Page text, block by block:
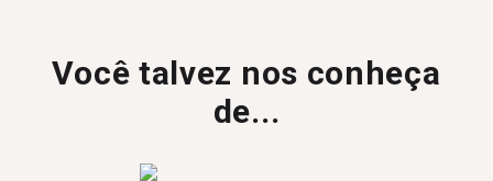
Você talvez nos conheça
de...